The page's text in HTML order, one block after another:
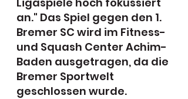
an." Das Spiel gegen den 1.
Bremer SC wird im Fitness-
und Squash Center Achim-
Baden ausgetragen, da die
Bremer Sportwelt
geschlossen wurde.